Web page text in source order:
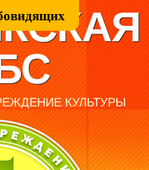
КУЛЬТУРЫ